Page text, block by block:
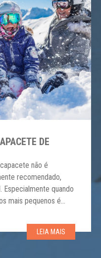
DE
não é
recomendado,
Especialmente quando
mais pequenos é
o tamanho, o
LEIA MAIS